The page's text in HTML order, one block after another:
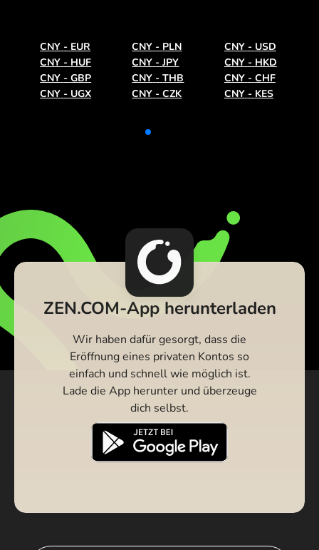
CNY - EUR CNY - PLN CNY - USD
CNY - HUF CNY - JPY CNY - HKD
CNY - GBP CNY - THB CNY - CHF
CNY - UGX CNY - CZK CNY - KES
ZEN.COM-App herunterladen
Wir haben dafür gesorgt, dass die
Eröffnung eines privaten Kontos so
einfach und schnell wie möglich ist.
Lade die App herunter und überzeuge
dich selbst.